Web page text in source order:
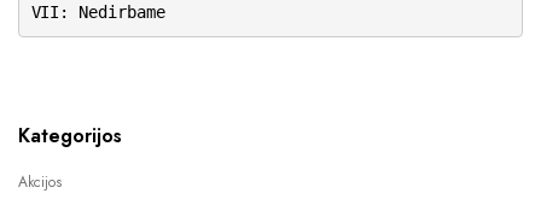
VII: Nedirbame
Kategorijos
Akcijos